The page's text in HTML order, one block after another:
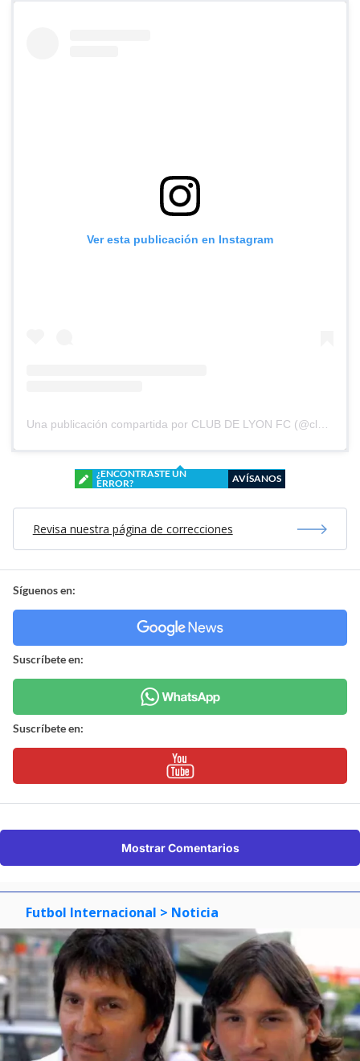
Ver esta publicación en Instagram
Una publicación compartida por CLUB DE LYON FC (@clubdelyonfc)
¿ENCONTRASTE UN
ERROR?
AVÍSANOS
Revisa nuestra página de correcciones
Síguenos en:
Suscríbete en:
Suscríbete en:
Mostrar Comentarios
Futbol Internacional > Noticia